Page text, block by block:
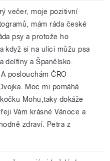
večer, moje pozitivní
mám ráda české
psy a protože ho
když si na ulici můžu psa
delfíny a Španělsko.
poslouchám ČRO
Moc mi pomáhá
Mohu,taky dokáže
Vám krásné Vánoce a
zdraví. Petra z